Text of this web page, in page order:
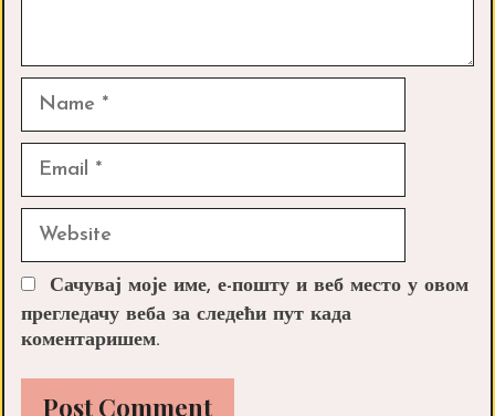
Website
Сачувај моје име, е-пошту и веб место у овом
прегледачу веба за следећи пут када
коментаришем.